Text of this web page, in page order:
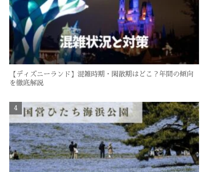
【ディズニーランド】混雑時期・閑散期はどこ？年間の傾向
を徹底解説